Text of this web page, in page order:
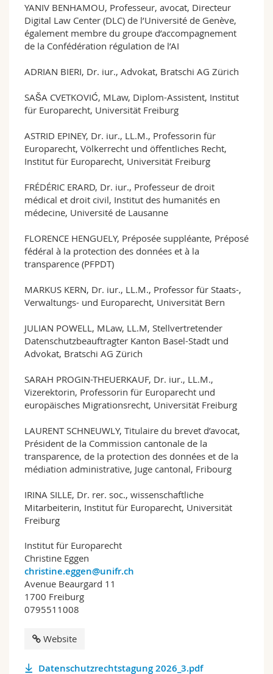
YANIV BENHAMOU, Professeur, avocat, Directeur
Digital Law Center (DLC) de l’Université de Genève,
également membre du groupe d’accompagnement
de la Confédération régulation de l’AI
ADRIAN BIERI, Dr. iur., Advokat, Bratschi AG Zürich
SAŠA CVETKOVIĆ, MLaw, Diplom-Assistent, Institut
für Europarecht, Universität Freiburg
ASTRID EPINEY, Dr. iur., LL.M., Professorin für
Europarecht, Völkerrecht und öffentliches Recht,
Institut für Europarecht, Universität Freiburg
FRÉDÉRIC ERARD, Dr. iur., Professeur de droit
médical et droit civil, Institut des humanités en
médecine, Université de Lausanne
FLORENCE HENGUELY, Préposée suppléante, Préposé
fédéral à la protection des données et à la
transparence (PFPDT)
MARKUS KERN, Dr. iur., LL.M., Professor für Staats-,
Verwaltungs- und Europarecht, Universität Bern
JULIAN POWELL, MLaw, LL.M, Stellvertretender
Datenschutzbeauftragter Kanton Basel-Stadt und
Advokat, Bratschi AG Zürich
SARAH PROGIN-THEUERKAUF, Dr. iur., LL.M.,
Vizerektorin, Professorin für Europarecht und
europäisches Migrationsrecht, Universität Freiburg
LAURENT SCHNEUWLY, Titulaire du brevet d’avocat,
Président de la Commission cantonale de la
transparence, de la protection des données et de la
médiation administrative, Juge cantonal, Fribourg
IRINA SILLE, Dr. rer. soc., wissenschaftliche
Mitarbeiterin, Institut für Europarecht, Universität
Freiburg
Institut für Europarecht
Christine Eggen
christine.eggen@unifr.ch
Avenue Beaurgard 11
1700 Freiburg
0795511008
Website
Datenschutzrechtstagung 2026_3.pdf